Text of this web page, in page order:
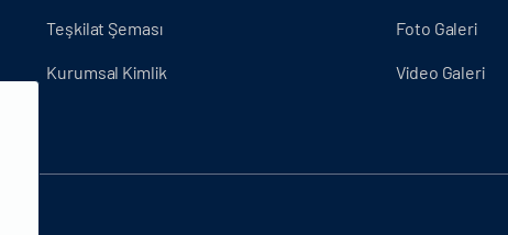
Teşkilat Şeması
Kurumsal Kimlik
Foto Galeri
Video Galeri